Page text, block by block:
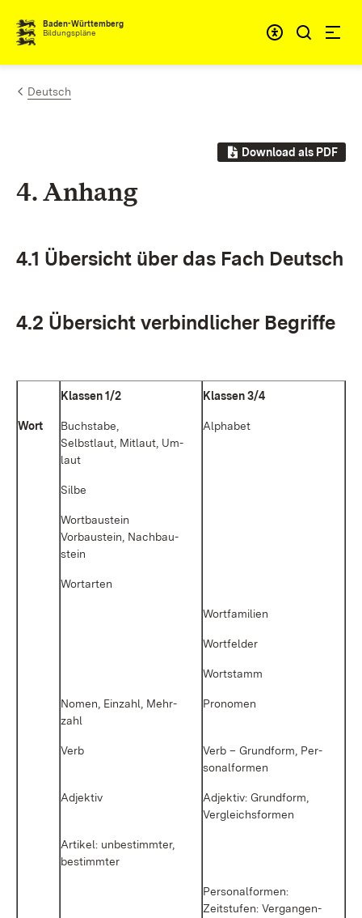
Zum Inhalt springen
Baden-Württemberg
Bildungspläne
Deutsch
Download als PDF
4. An­hang
4.1 Über­sicht über das Fach Deutsch
4.2 Über­sicht ver­bind­li­cher Be­grif­fe
Klas­sen 1/2 Klas­sen 3/4
Wort
Buch­sta­be,
Selbst­laut, Mit­laut, Um­
laut
Al­pha­bet
Sil­be
Wort­bau­stein
Vor­bau­stein, Nach­bau­
stein
Wort­ar­ten
Wort­fa­mi­li­en
Wort­fel­der
Wort­stamm
No­men, Ein­zahl, Mehr­
zahl
Pro­no­men
Verb
Verb – Grund­form, Per­
so­nal­for­men
Ad­jek­tiv
Ad­jek­tiv: Grund­form,
Ver­gleichs­for­men
Ar­ti­kel: un­be­stimm­ter,
be­stimm­ter
Per­so­nal­for­men:
Zeit­stu­fen: Ver­gan­gen­